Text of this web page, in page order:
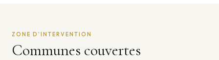
ZONE D'INTERVENTION
Communes couvertes